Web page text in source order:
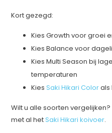
Kort gezegd:
Kies Growth voor groei
Kies Balance voor
Kies Multi Season bij
temperaturen
KiesSaki Hikari Colorals
Wilt u alle soorten
met al hetSaki Hikari koivoer.